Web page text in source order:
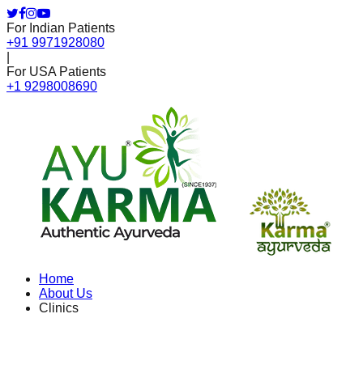
For Indian Patients
+91 9971928080
For USA Patients
+1 9298008690
Home
About Us
Clinics